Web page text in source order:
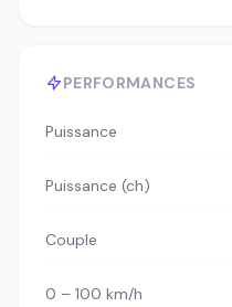
PERFORMANCES
Puissance
Puissance (ch)
Couple
0 – 100 km/h